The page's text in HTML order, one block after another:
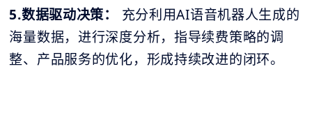
5.数据驱动决策： 充分利用AI语音机器人生成的
海量数据，进行深度分析，指导续费策略的调
整、产品服务的优化，形成持续改进的闭环。